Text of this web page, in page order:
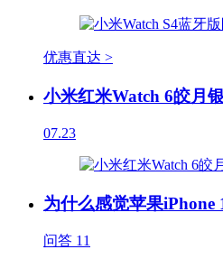
优惠直达 >
小米红米Watch 6皎月
07.23
为什么感觉苹果iPhone
问答 11